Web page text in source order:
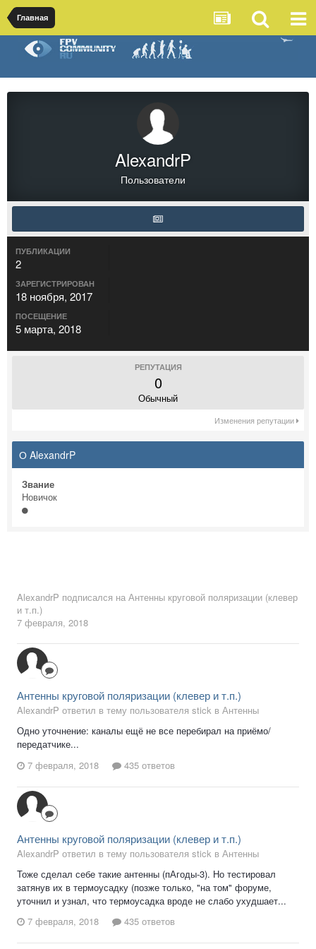
Главная
AlexandrP
Пользователи
ПУБЛИКАЦИИ
2
ЗАРЕГИСТРИРОВАН
18 ноября, 2017
ПОСЕЩЕНИЕ
5 марта, 2018
РЕПУТАЦИЯ
0
Обычный
Изменения репутации
О AlexandrP
Звание
Новичок
AlexandrP подписался на Антенны круговой поляризации (клевер
и т.п.)
7 февраля, 2018
Антенны круговой поляризации (клевер и т.п.)
AlexandrP ответил в тему пользователя stick в Антенны
Одно уточнение: каналы ещё не все перебирал на приёмо/
передатчике...
7 февраля, 2018
435 ответов
Антенны круговой поляризации (клевер и т.п.)
AlexandrP ответил в тему пользователя stick в Антенны
Тоже сделал себе такие антенны (пАгоды-3). Но тестировал
затянув их в термоусадку (позже только, "на том" форуме,
уточнил и узнал, что термоусадка вроде не слабо ухудшает...
7 февраля, 2018
435 ответов